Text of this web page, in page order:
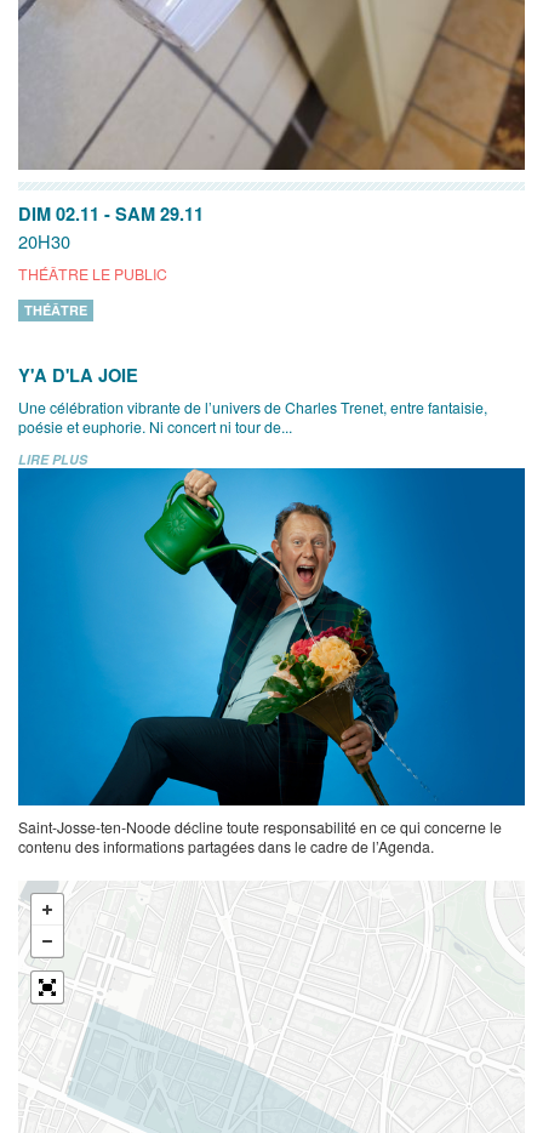
DIM 02.11 - SAM 29.11
20H30
THÉÂTRE LE PUBLIC
THÉÂTRE
Y'A D'LA JOIE
Une célébration vibrante de l’univers de Charles Trenet, entre fantaisie,
poésie et euphorie. Ni concert ni tour de...
LIRE PLUS
Saint-Josse-ten-Noode décline toute responsabilité en ce qui concerne le
contenu des informations partagées dans le cadre de l’Agenda.